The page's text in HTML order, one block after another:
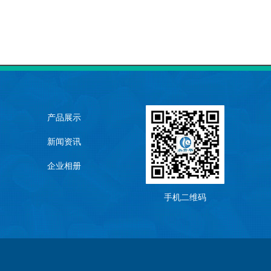
手机二维码
产品展示
新闻资讯
企业相册